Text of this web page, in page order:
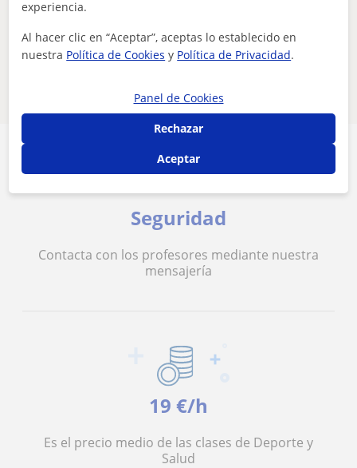
Parece que tu búsqueda es bastante especifica
guárdala y te avisaremos cuando haya nuevos
profesores
Guardar búsqueda
Seguridad
Contacta con los profesores mediante nuestra
mensajería
19 €/h
Es el precio medio de las clases de Deporte y
Salud
experiencia.
Al hacer clic en “Aceptar”, aceptas lo establecido en
nuestra Política de Cookies y Política de Privacidad.
Panel de Cookies
Rechazar
Aceptar